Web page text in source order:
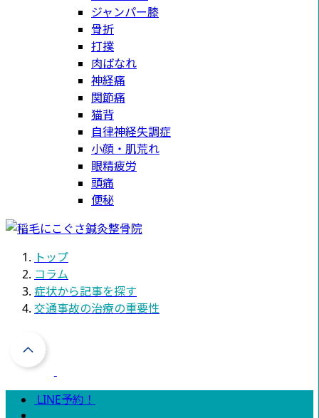
ジャンパー膝
骨折
打撲
肉ばなれ
神経痛
関節痛
猫背
自律神経失調症
小顔・肌荒れ
眼精疲労
頭痛
便秘
トップ
コラム
症状から記事を探す
交通事故の治療の重要性
LINE予約！